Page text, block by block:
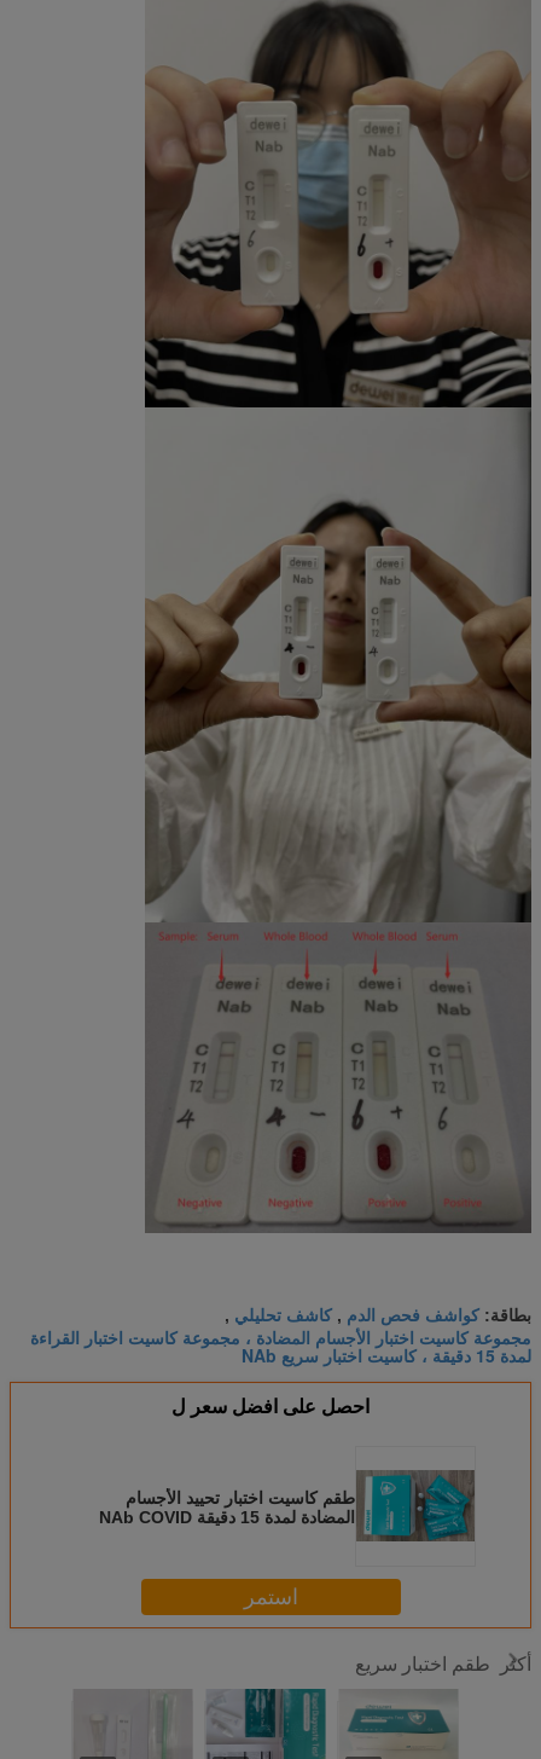
بطاقة: كواشف فحص الدم , كاشف تحليلي ,
مجموعة كاسيت اختبار الأجسام المضادة ، مجموعة كاسيت اختبار القراءة
لمدة 15 دقيقة ، كاسيت اختبار سريع NAb
احصل على افضل سعر ل
طقم كاسيت اختبار تحييد الأجسام
المضادة لمدة 15 دقيقة NAb COVID
استمر
أكثر طقم اختبار سريع